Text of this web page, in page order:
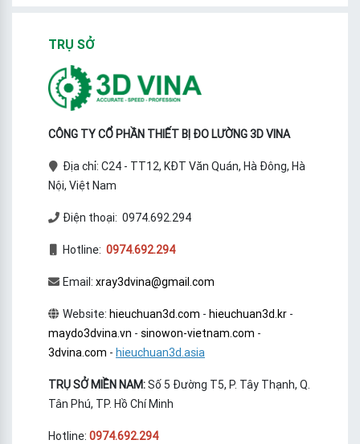
TRỤ SỞ
CÔNG TY CỔ PHẦN THIẾT BỊ ĐO LƯỜNG 3D VINA
Địa chỉ: C24 - TT12, KĐT Văn Quán, Hà Đông, Hà
Nội, Việt Nam
Điện thoại: 0974.692.294
Hotline: 0974.692.294
Email: xray3dvina@gmail.com
Website: hieuchuan3d.com - hieuchuan3d.kr-
maydo3dvina.vn - sinowon-vietnam.com -
3dvina.com - hieuchuan3d.asia
TRỤ SỞ MIỀN NAM:Số 5 Đường T5, P. Tây Thạnh, Q.
Tân Phú, TP. Hồ Chí Minh
Hotline: 0974.692.294